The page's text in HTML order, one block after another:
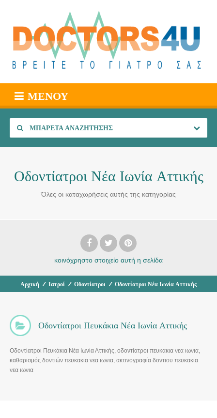
ΜΕΝΟΎ
ΜΠΑΡΈΤΑ ΑΝΑΖΉΤΗΣΗΣ
Οδοντίατροι Νέα Ιωνία Αττικής
Όλες οι καταχωρήσεις αυτής της κατηγορίας
κοινόχρηστο στοιχείο αυτή η σελίδα
Αρχική / Ιατροί / Οδοντίατροι / Οδοντίατροι Νέα Ιωνία Αττικής
Οδοντίατροι Πευκάκια Νέα Ιωνία Αττικής
Οδοντίατροι Πευκάκια Νέα Ιωνία Αττικής, οδοντίατροι πευκακια νεα ιωνια,
καθαρισμός δοντιών πευκακια νεα ιωνια, ακτινογραφία δοντιου πευκακια
νεα ιωνια